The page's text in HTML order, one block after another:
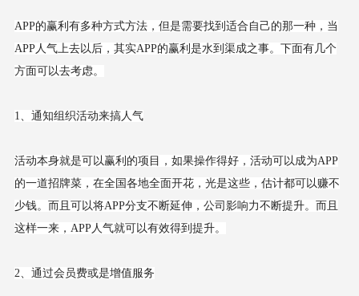
APP的赢利有多种方式方法，但是需要找到适合自己的那一种，当
APP人气上去以后，其实APP的赢利是水到渠成之事。下面有几个
方面可以去考虑。
1、通知组织活动来搞人气
活动本身就是可以赢利的项目，如果操作得好，活动可以成为APP
的一道招牌菜，在全国各地全面开花，光是这些，估计都可以赚不
少钱。而且可以将APP分支不断延伸，公司影响力不断提升。而且
这样一来，APP人气就可以有效得到提升。
2、通过会员费或是增值服务